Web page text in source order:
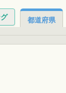
都道府県